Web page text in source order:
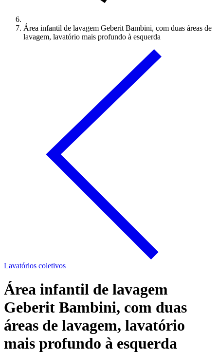
Área infantil de lavagem Geberit Bambini, com duas áreas de
lavagem, lavatório mais profundo à esquerda
Lavatórios coletivos
Área infantil de lavagem
Geberit Bambini, com duas
áreas de lavagem, lavatório
mais profundo à esquerda